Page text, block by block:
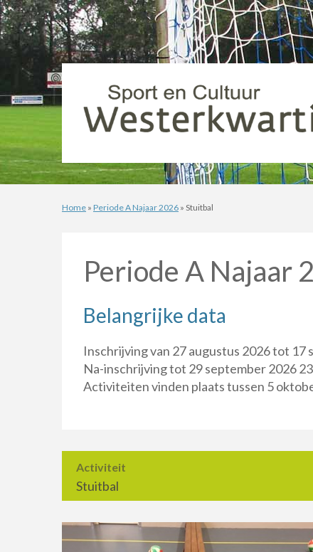
Home » Periode A Najaar 2026 » Stuitbal
Periode A Najaar
Belangrijke data
Inschrijving van 27 augustus 2026 tot 17
Na-inschrijving tot 29 september 2026
Activiteiten vinden plaats tussen 5
Activiteit
Stuitbal